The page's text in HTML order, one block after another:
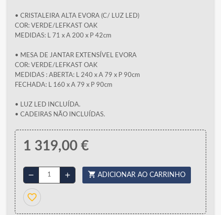
• CRISTALEIRA ALTA EVORA (C/ LUZ LED)
COR: VERDE/LEFKAST OAK
MEDIDAS: L 71 x A 200 x P 42cm
• MESA DE JANTAR EXTENSÍVEL EVORA
COR: VERDE/LEFKAST OAK
MEDIDAS : ABERTA: L 240 x A 79 x P 90cm
FECHADA: L 160 x A 79 x P 90cm
• LUZ LED INCLUÍDA.
• CADEIRAS NÃO INCLUÍDAS.
1 319,00 €
remove add shopping_cart ADICIONAR AO CARRINHO
favorite_border